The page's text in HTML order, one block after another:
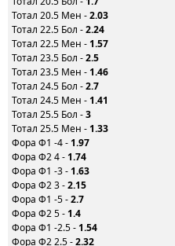
Тотал 20.5 Мен -2.03
Тотал 22.5 Бол -2.24
Тотал 22.5 Мен - 1.57
Тотал 23.5 Бол -2.5
Тотал 23.5 Мен - 1.46
Тотал 24.5 Бол -2.7
Тотал 24.5 Мен - 1.41
Тотал 25.5 Бол -3
Тотал 25.5 Мен - 1.33
Фора Ф1 -4 - 1.97
Фора Ф2 4 - 1.74
Фора Ф1 -3 - 1.63
Фора Ф2 3 -2.15
Фора Ф1 -5 -2.7
Фора Ф2 5 - 1.4
Фора Ф1 -2.5 - 1.54
Фора Ф2 2.5 -2.32